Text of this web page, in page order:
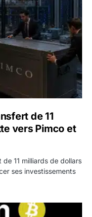
de 11
vers Pimco et
11 milliards de dollars
ses investissements
que les